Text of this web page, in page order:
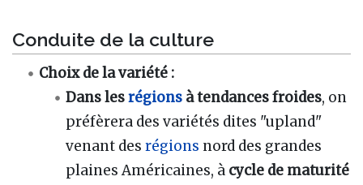
Conduite de la culture
Choix de la variété :
Dans lesrégions à tendances froides, on
préfèrera des variétés dites "upland"
venant desrégions nord des grandes
plaines Américaines, à cycle de maturité